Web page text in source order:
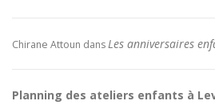
Chirane Attoun dansLes anniversaires
Planning des ateliers enfants à